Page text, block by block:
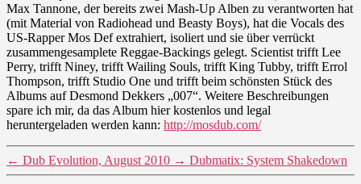
Max Tannone, der bereits zwei Mash-Up Alben zu verantworten hat
(mit Material von Radiohead und Beasty Boys), hat die Vocals des
US-Rapper Mos Def extrahiert, isoliert und sie über verrückt
zusammengesamplete Reggae-Backings gelegt. Scientist trifft Lee
Perry, trifft Niney, trifft Wailing Souls, trifft King Tubby, trifft Errol
Thompson, trifft Studio One und trifft beim schönsten Stück des
Albums auf Desmond Dekkers „007“. Weitere Beschreibungen
spare ich mir, da das Album hier kostenlos und legal
heruntergeladen werden kann: http://mosdub.com/
← Dub Evolution, August 2010 → Dubmatix: System Shakedown